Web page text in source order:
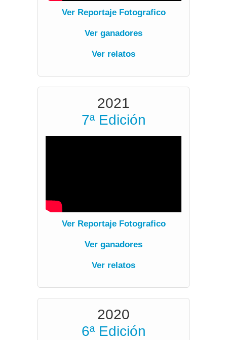
Ver Reportaje Fotografico
Ver ganadores
Ver relatos
2021
7ª Edición
Ver Reportaje Fotografico
Ver ganadores
Ver relatos
2020
6ª Edición